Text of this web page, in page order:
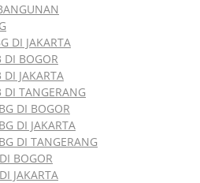
DI JAKARTA
DI BOGOR
DI JAKARTA
DI TANGERANG
DI BOGOR
DI JAKARTA
DI TANGERANG
BOGOR
JAKARTA